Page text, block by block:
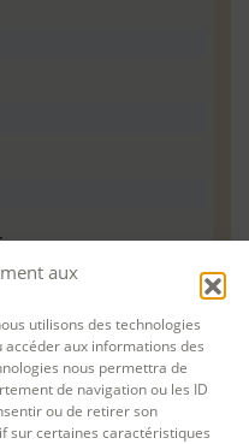
aux
utilisons des technologies
aux informations des
nous permettra de
de navigation ou les ID
ou de retirer son
sur certaines caractéristiques
nous vous
vous avez la
pour pouvoir travailler
: Configuration
Teams | Microsoft